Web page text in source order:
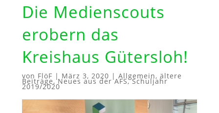
Die Medienscouts
erobern das
Kreishaus Gütersloh!
von FlöF | März 3, 2020 | Allgemein, ältere
Beiträge,Neues aus der AFS,Schuljahr
2019/2020